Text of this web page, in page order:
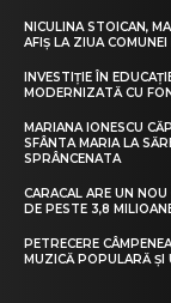
NICULINA STOICAN,
AFIȘ LA ZIUA COMUNEI
INVESTIȚIE ÎN
MODERNIZATĂ CU
MARIANA IONESCU
SFÂNTA MARIA LA
SPRÂNCENATA
CARACAL ARE UN
DE PESTE 3,8
PETRECERE
MUZICĂ POPULARĂ ȘI